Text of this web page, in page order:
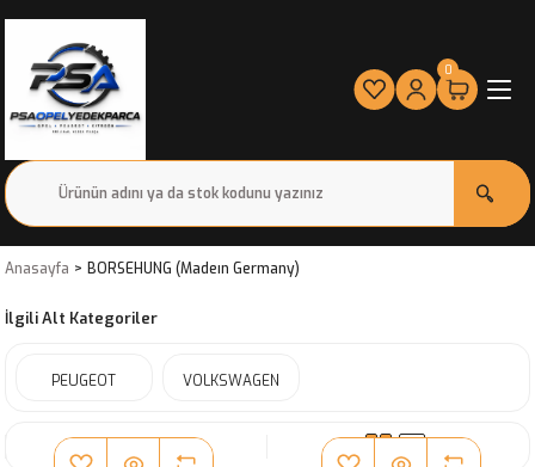
0
Anasayfa BORSEHUNG (Madeın Germany)
İlgili Alt Kategoriler
PEUGEOT VOLKSWAGEN